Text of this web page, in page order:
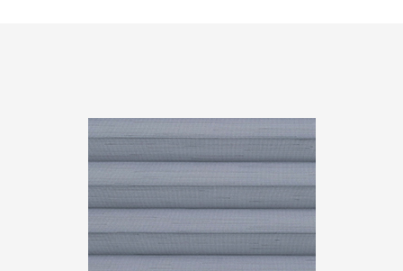
お問い合わせ
お気に入りリスト